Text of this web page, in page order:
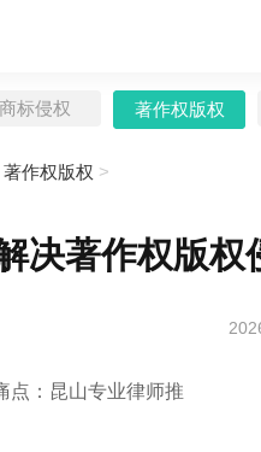
商标侵权 著作权版权
著作权版权 >
决著作权版权
点：昆山专业律师推